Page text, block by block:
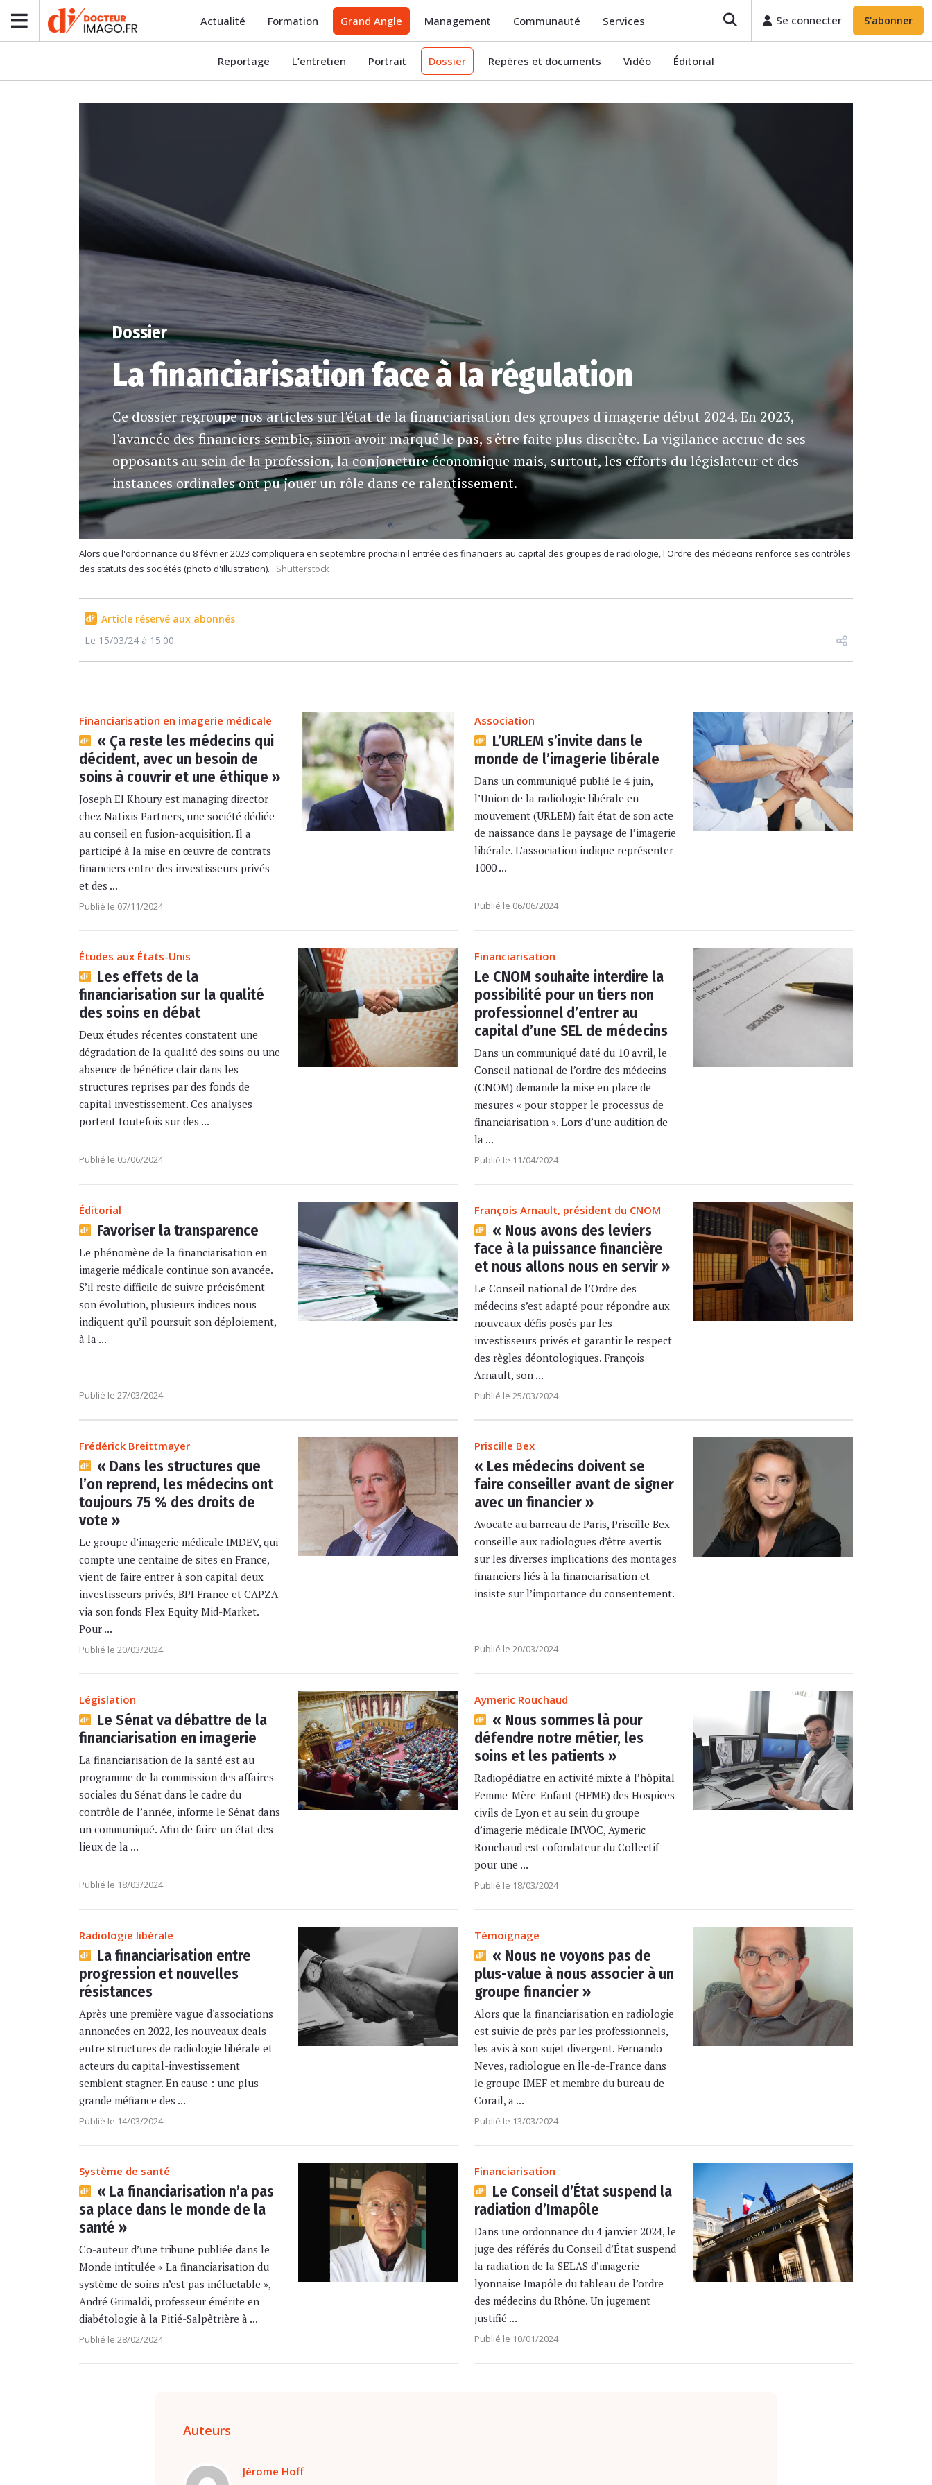
Actualité Formation Grand Angle Management Communauté Services Se connecter S'abonner
Reportage L’entretien Portrait Dossier Repères et documents Vidéo Éditorial
Dossier
La financiarisation face à la régulation
Ce dossier regroupe nos articles sur l'état de la financiarisation des groupes d'imagerie début 2024. En 2023,
l'avancée des financiers semble, sinon avoir marqué le pas, s'être faite plus discrète. La vigilance accrue de ses
opposants au sein de la profession, la conjoncture économique mais, surtout, les efforts du législateur et des
instances ordinales ont pu jouer un rôle dans ce ralentissement.
Alors que l'ordonnance du 8 février 2023 compliquera en septembre prochain l'entrée des financiers au capital des groupes de radiologie, l'Ordre des médecins renforce ses contrôles
des statuts des sociétés (photo d'illustration).
Shutterstock
Article réservé aux abonnés
Le 15/03/24 à 15:00
Financiarisation en imagerie médicale
« Ça reste les médecins qui
décident, avec un besoin de
soins à couvrir et une éthique »
Joseph El Khoury est managing director
chez Natixis Partners, une société dédiée
au conseil en fusion-acquisition. Il a
participé à la mise en œuvre de contrats
financiers entre des investisseurs privés
et des ...
Publié le 07/11/2024
Association
L’URLEM s’invite dans le
monde de l’imagerie libérale
Dans un communiqué publié le 4 juin,
l’Union de la radiologie libérale en
mouvement (URLEM) fait état de son acte
de naissance dans le paysage de l’imagerie
libérale. L’association indique représenter
1000 ...
Publié le 06/06/2024
Études aux États-Unis
Les effets de la
financiarisation sur la qualité
des soins en débat
Deux études récentes constatent une
dégradation de la qualité des soins ou une
absence de bénéfice clair dans les
structures reprises par des fonds de
capital investissement. Ces analyses
portent toutefois sur des ...
Publié le 05/06/2024
Financiarisation
Le CNOM souhaite interdire la
possibilité pour un tiers non
professionnel d’entrer au
capital d’une SEL de médecins
Dans un communiqué daté du 10 avril, le
Conseil national de l’ordre des médecins
(CNOM) demande la mise en place de
mesures « pour stopper le processus de
financiarisation ». Lors d’une audition de
la ...
Publié le 11/04/2024
Éditorial
Favoriser la transparence
Le phénomène de la financiarisation en
imagerie médicale continue son avancée.
S’il reste difficile de suivre précisément
son évolution, plusieurs indices nous
indiquent qu’il poursuit son déploiement,
à la ...
Publié le 27/03/2024
François Arnault, président du CNOM
« Nous avons des leviers
face à la puissance financière
et nous allons nous en servir »
Le Conseil national de l’Ordre des
médecins s’est adapté pour répondre aux
nouveaux défis posés par les
investisseurs privés et garantir le respect
des règles déontologiques. François
Arnault, son ...
Publié le 25/03/2024
Frédérick Breittmayer
« Dans les structures que
l’on reprend, les médecins ont
toujours 75 % des droits de
vote »
Le groupe d’imagerie médicale IMDEV, qui
compte une centaine de sites en France,
vient de faire entrer à son capital deux
investisseurs privés, BPI France et CAPZA
via son fonds Flex Equity Mid-Market.
Pour ...
Publié le 20/03/2024
Priscille Bex
« Les médecins doivent se
faire conseiller avant de signer
avec un financier »
Avocate au barreau de Paris, Priscille Bex
conseille aux radiologues d’être avertis
sur les diverses implications des montages
financiers liés à la financiarisation et
insiste sur l’importance du consentement.
Publié le 20/03/2024
Législation
Le Sénat va débattre de la
financiarisation en imagerie
La financiarisation de la santé est au
programme de la commission des affaires
sociales du Sénat dans le cadre du
contrôle de l’année, informe le Sénat dans
un communiqué. Afin de faire un état des
lieux de la ...
Publié le 18/03/2024
Aymeric Rouchaud
« Nous sommes là pour
défendre notre métier, les
soins et les patients »
Radiopédiatre en activité mixte à l’hôpital
Femme-Mère-Enfant (HFME) des Hospices
civils de Lyon et au sein du groupe
d’imagerie médicale IMVOC, Aymeric
Rouchaud est cofondateur du Collectif
pour une ...
Publié le 18/03/2024
Radiologie libérale
La financiarisation entre
progression et nouvelles
résistances
Après une première vague d'associations
annoncées en 2022, les nouveaux deals
entre structures de radiologie libérale et
acteurs du capital-investissement
semblent stagner. En cause : une plus
grande méfiance des ...
Publié le 14/03/2024
Témoignage
« Nous ne voyons pas de
plus-value à nous associer à un
groupe financier »
Alors que la financiarisation en radiologie
est suivie de près par les professionnels,
les avis à son sujet divergent. Fernando
Neves, radiologue en Île-de-France dans
le groupe IMEF et membre du bureau de
Corail, a ...
Publié le 13/03/2024
Système de santé
« La financiarisation n’a pas
sa place dans le monde de la
santé »
Co-auteur d’une tribune publiée dans le
Monde intitulée « La financiarisation du
système de soins n’est pas inéluctable »,
André Grimaldi, professeur émérite en
diabétologie à la Pitié-Salpêtrière à ...
Publié le 28/02/2024
Financiarisation
Le Conseil d’État suspend la
radiation d’Imapôle
Dans une ordonnance du 4 janvier 2024, le
juge des référés du Conseil d’État suspend
la radiation de la SELAS d’imagerie
lyonnaise Imapôle du tableau de l’ordre
des médecins du Rhône. Un jugement
justifié ...
Publié le 10/01/2024
Auteurs
Jérome Hoff